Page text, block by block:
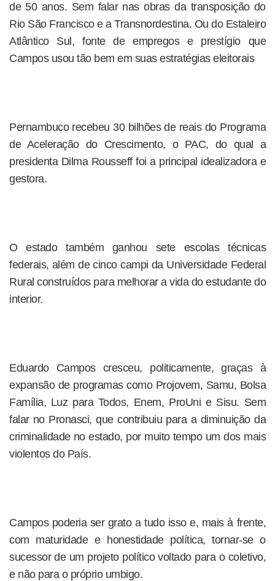
de 50 anos. Sem falar nas obras da transposição do
Rio São Francisco e a Transnordestina. Ou do Estaleiro
Atlântico Sul, fonte de empregos e prestígio que
Campos usou tão bem em suas estratégias eleitorais
Pernambuco recebeu 30 bilhões de reais do Programa
de Aceleração do Crescimento, o PAC, do qual a
presidenta Dilma Rousseff foi a principal idealizadora e
gestora.
O estado também ganhou sete escolas técnicas
federais, além de cinco campi da Universidade Federal
Rural construídos para melhorar a vida do estudante do
interior.
Eduardo Campos cresceu, politicamente, graças à
expansão de programas como Projovem, Samu, Bolsa
Família, Luz para Todos, Enem, ProUni e Sisu. Sem
falar no Pronasci, que contribuiu para a diminuição da
criminalidade no estado, por muito tempo um dos mais
violentos do País.
Campos poderia ser grato a tudo isso e, mais à frente,
com maturidade e honestidade política, tornar-se o
sucessor de um projeto político voltado para o coletivo,
e não para o próprio umbigo.